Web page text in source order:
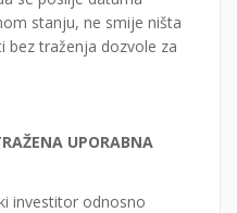
stanju, ne smije ništa
bez traženja dozvole za
UPORABNA
investitor odnosno